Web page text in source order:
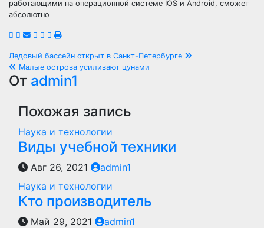
работающими на операционной системе IOS и Android, сможет
абсолютно
Навигация
по
записям
Ледовый бассейн открыт в Санкт-Петербурге
Малые острова усиливают цунами
От admin1
Похожая запись
Наука и технологии
Виды учебной техники
Авг 26, 2021
admin1
Наука и технологии
Кто производитель
Май 29, 2021
admin1